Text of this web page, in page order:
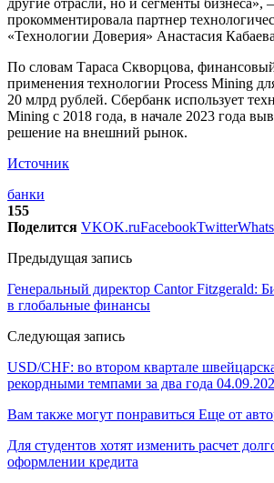
прокомментировала партнер
«Технологии Доверия» Анастасия
По словам Тараса Скворцова,
применения технологии Process Mining
20 млрд рублей. Сбербанк использует
Mining с 2018 года, в начале 2023 года
решение на внешний рынок.
Источник
банки
155
Поделится VKOK.ruFacebookTwitter
Предыдущая запись
Генеральный директор Cantor Fitzgerald:
в глобальные финансы
Следующая запись
USD/CHF: во втором квартале
рекордными темпами за два года
Вам также могут понравиться Еще от
Для студентов хотят изменить расчет
оформлении кредита